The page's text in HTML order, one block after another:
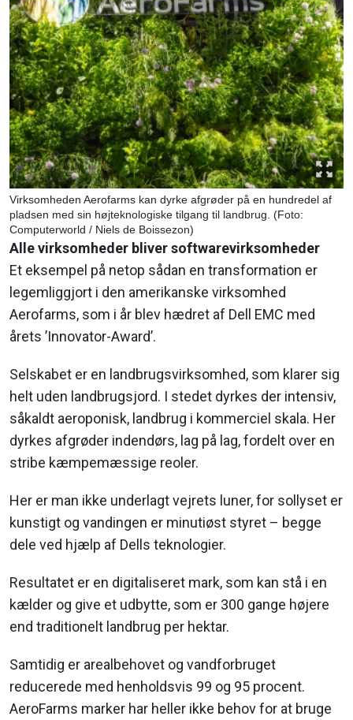
Virksomheden Aerofarms kan dyrke afgrøder på en hundredel af
pladsen med sin højteknologiske tilgang til landbrug. (Foto:
Computerworld / Niels de Boissezon)
Alle virksomheder bliver softwarevirksomheder
Et eksempel på netop sådan en transformation er
legemliggjort i den amerikanske virksomhed
Aerofarms, som i år blev hædret af Dell EMC med
årets ’Innovator-Award’.
Selskabet er en landbrugsvirksomhed, som klarer sig
helt uden landbrugsjord. I stedet dyrkes der intensiv,
såkaldt aeroponisk, landbrug i kommerciel skala. Her
dyrkes afgrøder indendørs, lag på lag, fordelt over en
stribe kæmpemæssige reoler.
Her er man ikke underlagt vejrets luner, for sollyset er
kunstigt og vandingen er minutiøst styret – begge
dele ved hjælp af Dells teknologier.
Resultatet er en digitaliseret mark, som kan stå i en
kælder og give et udbytte, som er 300 gange højere
end traditionelt landbrug per hektar.
Samtidig er arealbehovet og vandforbruget
reducerede med henholdsvis 99 og 95 procent.
AeroFarms marker har heller ikke behov for at bruge